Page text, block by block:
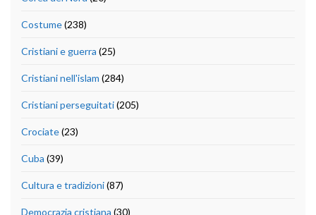
Costume(238)
Cristiani e guerra (25)
Cristiani nell'islam (284)
Cristiani perseguitati(205)
Crociate(23)
Cuba (39)
Cultura e tradizioni(87)
Democrazia cristiana (30)